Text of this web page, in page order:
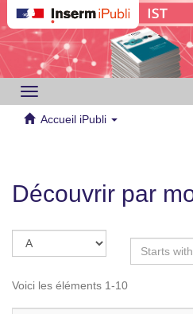
Toggle
navigation
Accueil iPubli
Découvrir par
Voici les éléments 1-10